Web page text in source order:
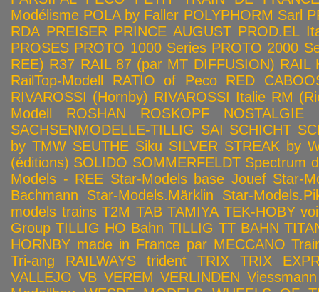
Modélisme POLA by Faller POLYPHORM Sarl
RDA PREISER PRINCE AUGUST PROD.EL
PROSES PROTO 1000 Series PROTO 2000
REE) R37 RAIL 87 (par MT DIFFUSION) RAIL
RailTop-Modell
RATIO of Peco
RED
RIVAROSSI (Hornby) RIVAROSSI Italie RM
Modell
ROSHAN ROSKOPF NOSTALGIE
SACHSENMODELLE-TILLIG SAI SCHICHT
by TMW SEUTHE Siku SILVER STREAK by
(éditions) SOLIDO SOMMERFELDT Spectrum
Models - REE Star-Models base Jouef Star-
Bachmann
Star-Models.Märklin
Star-
models trains T2M TAB TAMIYA TEK-HOBY
Group TILLIG HO Bahn TILLIG TT BAHN
HORNBY made in France par MECCANO
Tri-ang RAILWAYS
trident TRIX
TRIX
VALLEJO VB VEREM VERLINDEN Viessmann